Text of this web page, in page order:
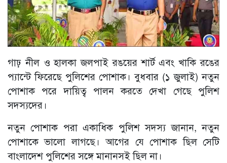
গাঢ় নীল ও হালকা জলপাই রঙয়ের শার্ট এবং খাকি রঙের
প্যান্টে ফিরেছে পুলিশের পোশাক। বুধবার (১ জুলাই) নতুন
পোশাক পরে দায়িত্ব পালন করতে দেখা গেছে পুলিশ
সদস্যদের।
নতুন পোশাক পরা একাধিক পুলিশ সদস্য জানান, নতুন
পোশাকে ভালো লাগছে। আগের যে পোশাক ছিল সেটি
বাংলাদেশ পুলিশের সঙ্গে মানানসই ছিল না।